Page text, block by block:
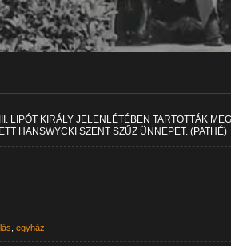
LIPÓT KIRÁLY JELENLÉTÉBEN TARTOTTÁK
HANSWYCKI SZENT SZŰZ ÜNNEPET. (PATHÉ)
,egyház